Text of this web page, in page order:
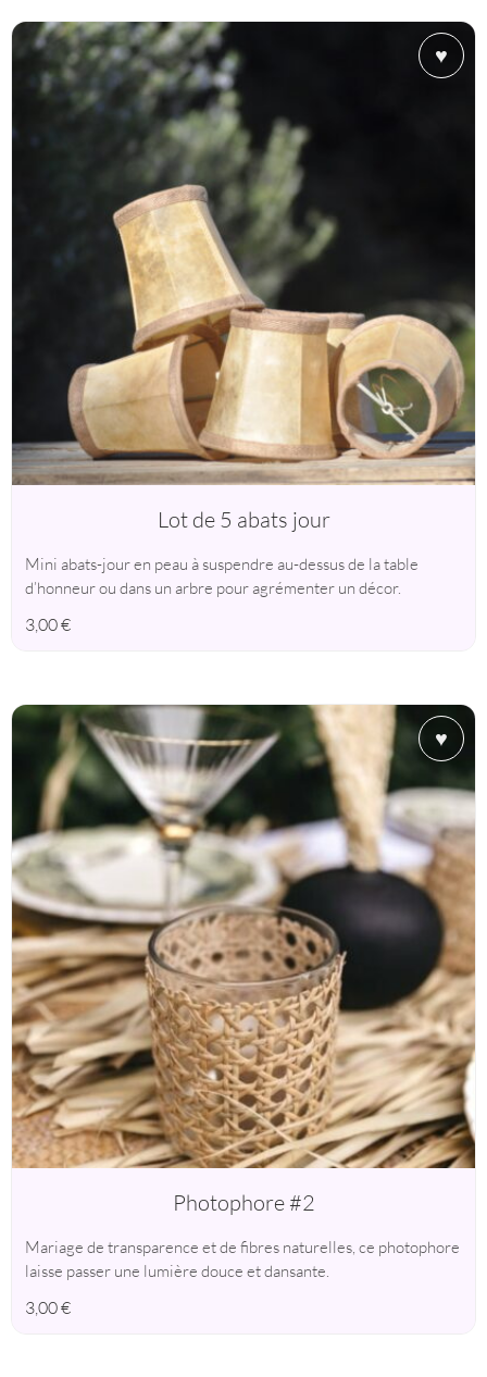
♥
Lot de 5 abats jour
Mini abats-jour en peau à suspendre au-dessus de la table
d’honneur ou dans un arbre pour agrémenter un décor.
3,00€
♥
Photophore #2
Mariage de transparence et de fibres naturelles, ce photophore
laisse passer une lumière douce et dansante.
3,00€